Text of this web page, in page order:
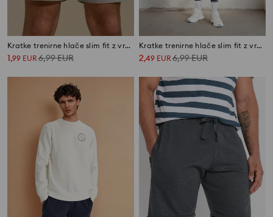
Kratke trenirne hlače slim fit z vrvico
1,99 EUR6,99EUR
Kratke trenirne hlače slim fit z vrvico
2,49 EUR6,99EUR